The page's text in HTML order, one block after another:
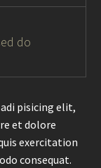
do
pisicing elit,
et dolore
exercitation
consequat.